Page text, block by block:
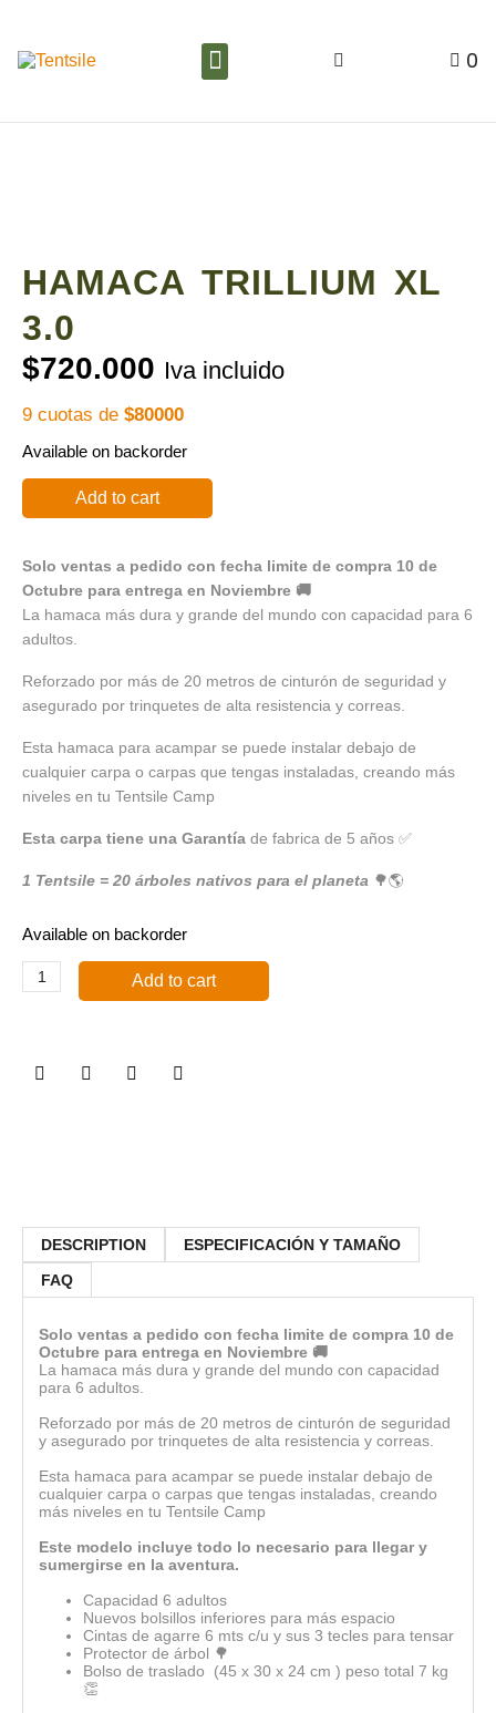
0
HAMACA TRILLIUM XL
3.0
$720.000 Iva incluido
9 cuotas de $80000
Available on backorder
Add to cart
Solo ventas a pedido con fecha limite de compra 10 de
Octubre para entrega en Noviembre 🚚
La hamaca más dura y grande del mundo con capacidad para 6
adultos.
Reforzado por más de 20 metros de cinturón de seguridad y
asegurado por trinquetes de alta resistencia y correas.
Esta hamaca para acampar se puede instalar debajo de
cualquier carpa o carpas que tengas instaladas, creando más
niveles en tu Tentsile Camp
Esta carpa tiene una Garantía de fabrica de 5 años ✅
1 Tentsile = 20 árboles nativos para el planeta 🌳🌎
Available on backorder
Add to cart
DESCRIPTION
ESPECIFICACIÓN Y TAMAÑO
FAQ
Solo ventas a pedido con fecha limite de compra 10 de
Octubre para entrega en Noviembre 🚚
La hamaca más dura y grande del mundo con capacidad
para 6 adultos.
Reforzado por más de 20 metros de cinturón de seguridad
y asegurado por trinquetes de alta resistencia y correas.
Esta hamaca para acampar se puede instalar debajo de
cualquier carpa o carpas que tengas instaladas, creando
más niveles en tu Tentsile Camp
Este modelo incluye todo lo necesario para llegar y
sumergirse en la aventura.
Capacidad 6 adultos
Nuevos bolsillos inferiores para más espacio
Cintas de agarre 6 mts c/u y sus 3 tecles para tensar
Protector de árbol 🌳
Bolso de traslado (45 x 30 x 24 cm ) peso total 7 kg
👏